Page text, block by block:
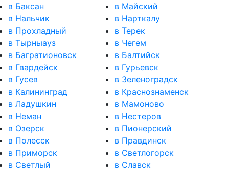
в Баксан
в Майский
в Нальчик
в Нарткалу
в Прохладный
в Терек
в Тырныауз
в Чегем
в Багратионовск
в Балтийск
в Гвардейск
в Гурьевск
в Гусев
в Зеленоградск
в Калининград
в Краснознаменск
в Ладушкин
в Мамоново
в Неман
в Нестеров
в Озерск
в Пионерский
в Полесск
в Правдинск
в Приморск
в Светлогорск
в Светлый
в Славск